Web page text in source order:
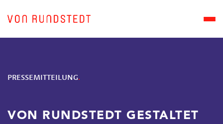
PRESSEMITTEILUNG
VON RUNDSTEDT GESTALTET